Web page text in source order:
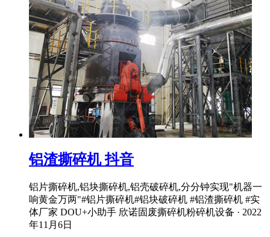
铝渣撕碎机 抖音
铝片撕碎机,铝块撕碎机,铝壳破碎机,分分钟实现"机器一
响黄金万两"#铝片撕碎机#铝块破碎机 #铝渣撕碎机 #实
体厂家 DOU+小助手 欣诺固废撕碎机粉碎机设备 · 2022
年11月6日